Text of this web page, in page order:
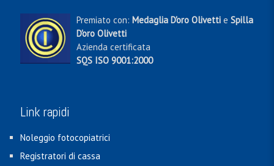
Premiato con: Medaglia D'oro Olivetti e Spilla
D'oro Olivetti
Azienda certificata
SQS ISO 9001:2000
Link rapidi
Noleggio fotocopiatrici
Registratori di cassa